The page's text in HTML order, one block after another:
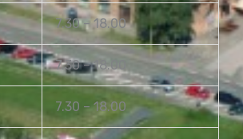
7.30 – 18.00
7.30 – 18.00
7.30 – 18.00